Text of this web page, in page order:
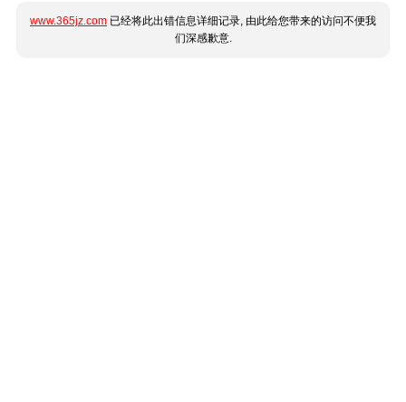
www.365jz.com 已经将此出错信息详细记录, 由此给您带来的访问不便我
们深感歉意.